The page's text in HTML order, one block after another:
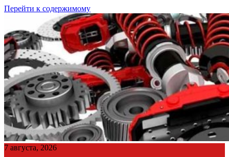
Перейти к содержимому
7 августа, 2026